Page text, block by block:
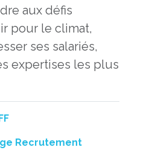
aux défis
pour le climat,
ses salariés,
expertises les plus
Recrutement